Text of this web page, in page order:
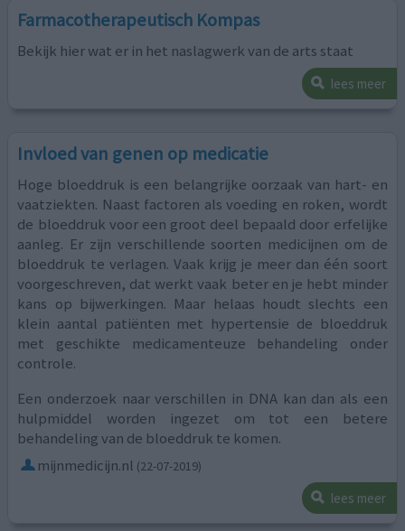
Farmacotherapeutisch Kompas
Bekijk hier wat er in het naslagwerk van de arts staat
lees meer
Invloed van genen op medicatie
Hoge bloeddruk is een belangrijke oorzaak van hart- en
vaatziekten. Naast factoren als voeding en roken, wordt
de bloeddruk voor een groot deel bepaald door erfelijke
aanleg. Er zijn verschillende soorten medicijnen om de
bloeddruk te verlagen. Vaak krijg je meer dan één soort
voorgeschreven, dat werkt vaak beter en je hebt minder
kans op bijwerkingen. Maar helaas houdt slechts een
klein aantal patiënten met hypertensie de bloeddruk
met geschikte medicamenteuze behandeling onder
controle.
Een onderzoek naar verschillen in DNA kan dan als een
hulpmiddel worden ingezet om tot een betere
behandeling van de bloeddruk te komen.
mijnmedicijn.nl (22-07-2019)
lees meer